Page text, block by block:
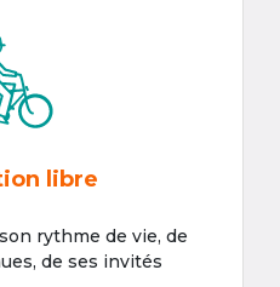
libre
rythme de vie, de
de ses invités